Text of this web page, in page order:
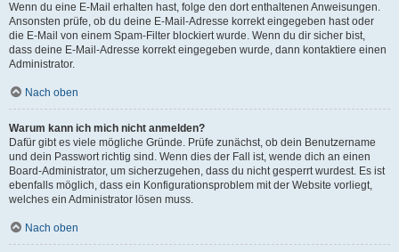
Wenn du eine E-Mail erhalten hast, folge den dort enthaltenen Anweisungen.
Ansonsten prüfe, ob du deine E-Mail-Adresse korrekt eingegeben hast oder
die E-Mail von einem Spam-Filter blockiert wurde. Wenn du dir sicher bist,
dass deine E-Mail-Adresse korrekt eingegeben wurde, dann kontaktiere einen
Administrator.
Nach oben
Warum kann ich mich nicht anmelden?
Dafür gibt es viele mögliche Gründe. Prüfe zunächst, ob dein Benutzername
und dein Passwort richtig sind. Wenn dies der Fall ist, wende dich an einen
Board-Administrator, um sicherzugehen, dass du nicht gesperrt wurdest. Es ist
ebenfalls möglich, dass ein Konfigurationsproblem mit der Website vorliegt,
welches ein Administrator lösen muss.
Nach oben